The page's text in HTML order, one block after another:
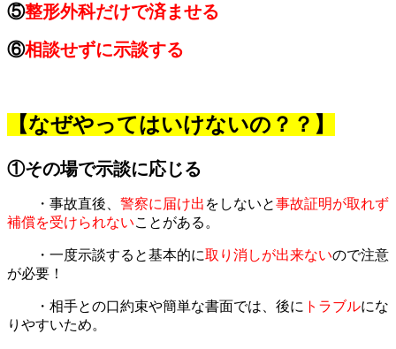
⑤整形外科だけで済ませる
⑥相談せずに示談する
【なぜやってはいけないの？？】
①その場で示談に応じる
・事故直後、 警察に届け出 をしないと事故証明が取れず
補償を受けられないことがある。
・一度示談すると基本的に取り消しが出来ないので注意
が必要！
・相手との口約束や簡単な書面では、後に トラブルにな
りやすいため。